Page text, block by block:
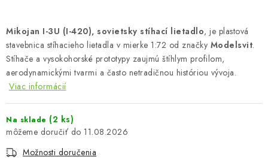
PREDÁVANÉ ZNAČKY
O Nás Moja objednávka Kontakty
Preprava a platba
Postup pri podávaní sťažností
Prevodník modelárskych farieb
FAQ
Výstavy 2026
Mikojan I-3U (I-420), sovietsky stíhací lietadlo, je plastová
stavebnica stíhacieho lietadla v mierke 1:72 od značky Modelsvit.
Stíhače a vysokohorské prototypy zaujmú štíhlym profilom,
aerodynamickými tvarmi a často netradičnou históriou vývoja.
Viac informácií
Na sklade (2 ks)
11.08.2026
Možnosti doručenia